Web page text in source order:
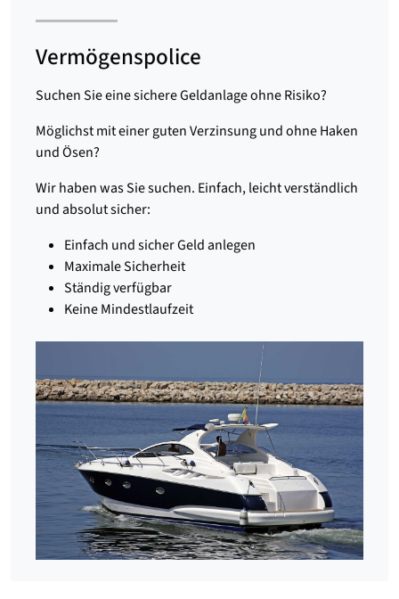
Vermögenspolice
Suchen Sie eine sichere Geldanlage ohne Risiko?
Möglichst mit einer guten Verzinsung und ohne Haken
und Ösen?
Wir haben was Sie suchen. Einfach, leicht verständlich
und absolut sicher:
Einfach und sicher Geld anlegen
Maximale Sicherheit
Ständig verfügbar
Keine Mindestlaufzeit